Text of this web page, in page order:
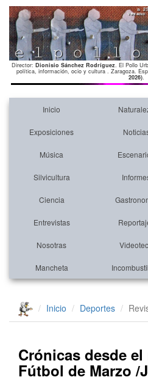
Director: Dionisio Sánchez Rodríguez. El Pollo
política, información, ocio y cultura . Zaragoza.
2026).
Inicio
Exposiciones
Música
Silvicultura
Ciencia
Entrevistas
Nosotras
Mancheta
Inicio Deportes
Crónicas desde el
Fútbol de Marzo /